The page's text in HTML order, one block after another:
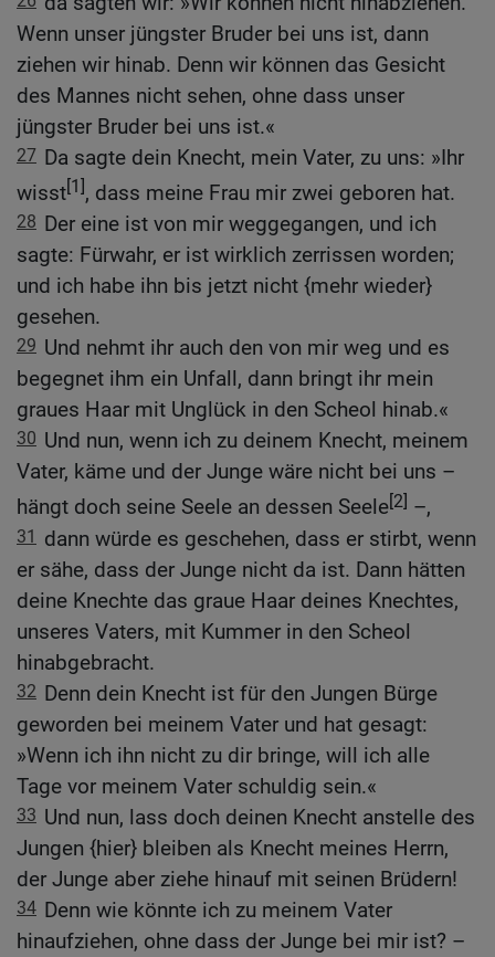
Wenn unser jüngster Bruder bei uns ist, dann
ziehen wir hinab. Denn wir können das Gesicht
des Mannes nicht sehen, ohne dass unser
jüngster Bruder bei uns ist.«
27 Da sagte dein Knecht, mein Vater, zu uns: »Ihr
wisst[1], dass meine Frau mir zwei geboren hat.
28 Der eine ist von mir weggegangen, und ich
sagte: Fürwahr, er ist wirklich zerrissen worden;
und ich habe ihn bis jetzt nicht {mehr wieder}
gesehen.
29 Und nehmt ihr auch den von mir weg und es
begegnet ihm ein Unfall, dann bringt ihr mein
graues Haar mit Unglück in den Scheol hinab.«
30 Und nun, wenn ich zu deinem Knecht, meinem
Vater, käme und der Junge wäre nicht bei uns –
hängt doch seine Seele an dessen Seele[2] –,
31 dann würde es geschehen, dass er stirbt, wenn
er sähe, dass der Junge nicht da ist. Dann hätten
deine Knechte das graue Haar deines Knechtes,
unseres Vaters, mit Kummer in den Scheol
hinabgebracht.
32 Denn dein Knecht ist für den Jungen Bürge
geworden bei meinem Vater und hat gesagt:
»Wenn ich ihn nicht zu dir bringe, will ich alle
Tage vor meinem Vater schuldig sein.«
33 Und nun, lass doch deinen Knecht anstelle des
Jungen {hier} bleiben als Knecht meines Herrn,
der Junge aber ziehe hinauf mit seinen Brüdern!
34 Denn wie könnte ich zu meinem Vater
hinaufziehen, ohne dass der Junge bei mir ist? –